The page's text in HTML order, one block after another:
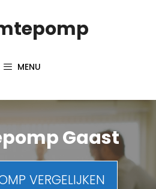
MENU
Gaast
VERGELIJKEN